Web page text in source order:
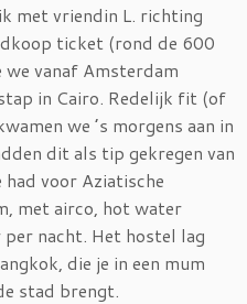
met vriendin L. richting
ticket (rond de 600
vanaf Amsterdam
in Cairo. Redelijk fit (of
we ’s morgens aan in
dit als tip gekregen van
had voor Aziatische
met airco, hot water
nacht. Het hostel lag
die je in een mum
stad brengt.